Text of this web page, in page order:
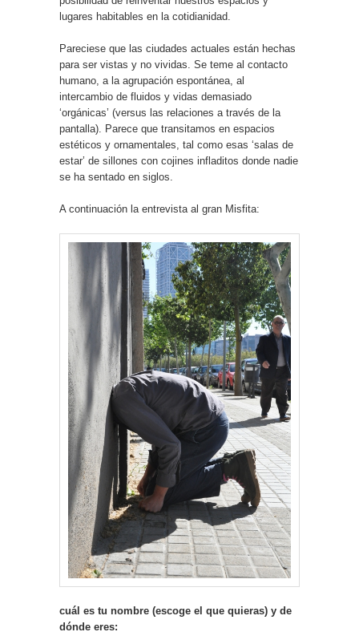
lugares habitables en la cotidianidad.
Pareciese que las ciudades actuales están hechas
para ser vistas y no vividas. Se teme al contacto
humano, a la agrupación espontánea, al
intercambio de fluidos y vidas demasiado
‘orgánicas’ (versus las relaciones a través de la
pantalla). Parece que transitamos en espacios
estéticos y ornamentales, tal como esas ‘salas de
estar’ de sillones con cojines infladitos donde nadie
se ha sentado en siglos.
A continuación la entrevista al gran Misfita:
cuál es tu nombre (escoge el que quieras) y de
dónde eres: